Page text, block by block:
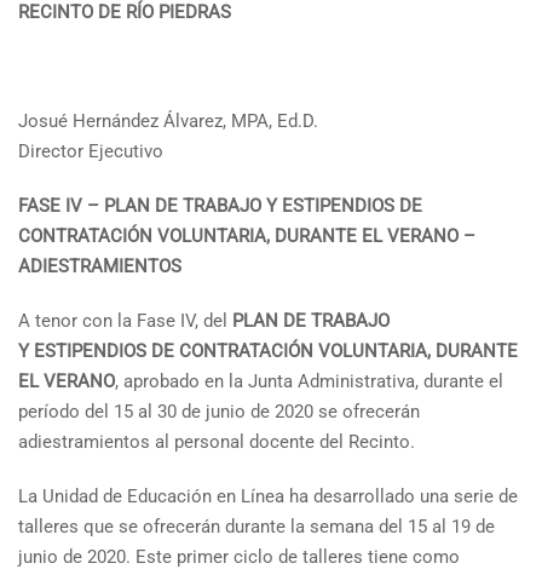
RECINTO DE RÍO PIEDRAS
Josué Hernández Álvarez, MPA, Ed.D.
Director Ejecutivo
FASE IV – PLAN DE TRABAJO Y ESTIPENDIOS DE
CONTRATACIÓN VOLUNTARIA, DURANTE EL VERANO –
ADIESTRAMIENTOS
A tenor con la Fase IV, del PLAN DE TRABAJO
Y ESTIPENDIOS DE CONTRATACIÓN VOLUNTARIA, DURANTE
EL VERANO, aprobado en la Junta Administrativa, durante el
período del 15 al 30 de junio de 2020 se ofrecerán
adiestramientos al personal docente del Recinto.
La Unidad de Educación en Línea ha desarrollado una serie de
talleres que se ofrecerán durante la semana del 15 al 19 de
junio de 2020. Este primer ciclo de talleres tiene como